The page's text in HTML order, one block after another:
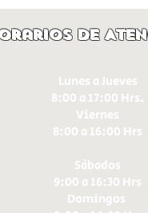
de
Lunes a Jueves
8:00 a 17:00 Hrs.
Viernes
8:00 a 16:00 Hrs​
Sábados
9:00 a 16:30 Hrs
Domingos